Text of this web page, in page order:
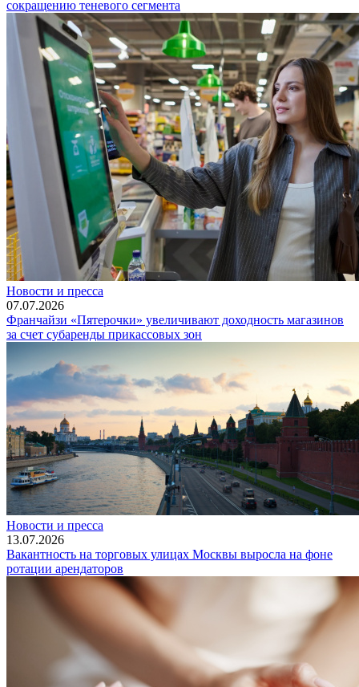
сокращению теневого сегмента
Новости и пресса
07.07.2026
Франчайзи «Пятерочки» увеличивают доходность магазинов
за счет субаренды прикассовых зон
Новости и пресса
13.07.2026
Вакантность на торговых улицах Москвы выросла на фоне
ротации арендаторов